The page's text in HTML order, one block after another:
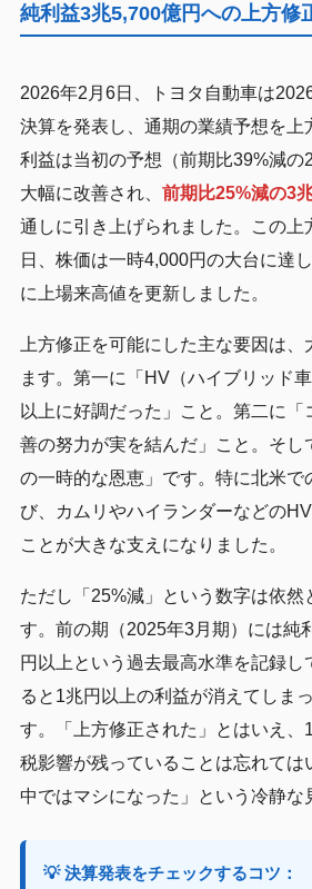
純利益3兆5,700億円への上方修
2026年2月6日、トヨタ自動車は
決算を発表し、通期の業績予想を上
利益は当初の予想（前期比39%減の
大幅に改善され、 前期比25%減の3
通しに引き上げられました。この上
日、株価は一時4,000円の大台に達
に上場来高値を更新しました。
上方修正を可能にした主な要因は、
ます。第一に「HV（ハイブリッド
以上に好調だった」こと。第二に「
善の努力が実を結んだ」こと。そし
の一時的な恩恵」です。特に北米で
び、カムリやハイランダーなどの
ことが大きな支えになりました。
ただし「25%減」という数字は依然
す。前の期（2025年3月期）には純
円以上という過去最高水準を記録し
ると1兆円以上の利益が消えてしま
す。「上方修正された」とはいえ、
税影響が残っていることは忘れては
中ではマシになった」という冷静な
💡 決算発表をチェックするコツ：